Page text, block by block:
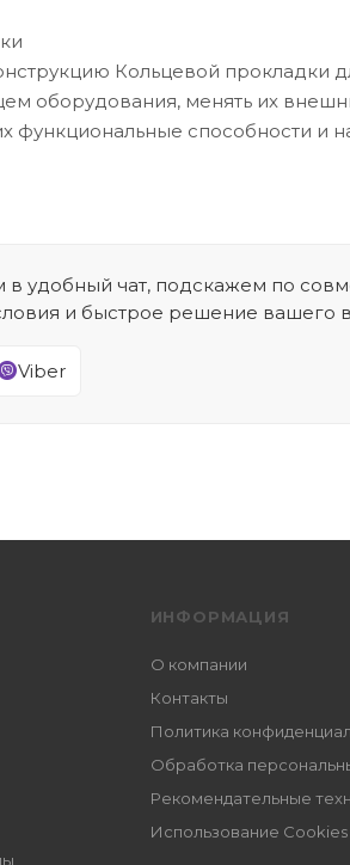
Кольцевой прокладки
оборудования, менять их
функциональные способности и
удобный чат, подскажем по
и быстрое решение вашего
Viber
ИНФОРМАЦИЯ
О компании
Контакты
Политика
Обработка
Рекомендательные
Использование Cookies